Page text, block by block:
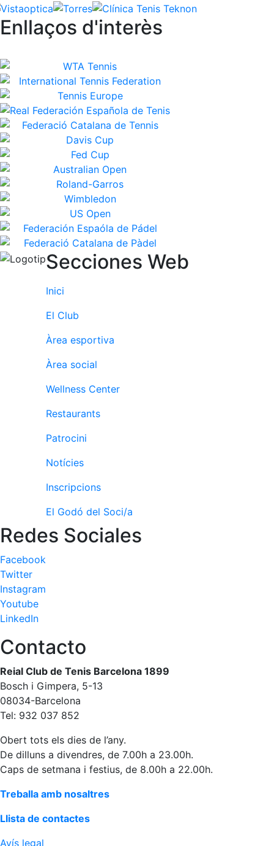
Enllaços d'interès
Secciones Web
Inici
El Club
Àrea esportiva
Àrea social
Wellness Center
Restaurants
Patrocini
Notícies
Inscripcions
El Godó del Soci/a
Redes Sociales
Facebook
Twitter
Instagram
Youtube
LinkedIn
Contacto
Reial Club de Tenis Barcelona 1899
Bosch i Gimpera, 5-13
08034-Barcelona
Tel: 932 037 852
Obert tots els dies de l’any.
De dilluns a divendres, de 7.00h a 23.00h.
Caps de setmana i festius, de 8.00h a 22.00h.
Treballa amb nosaltres
Llista de contactes
Avís legal